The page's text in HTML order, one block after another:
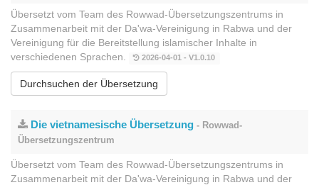
Übersetzt vom Team des Rowwad-Übersetzungszentrums in
Zusammenarbeit mit der Da'wa-Vereinigung in Rabwa und der
Vereinigung für die Bereitstellung islamischer Inhalte in
verschiedenen Sprachen.
2026-04-01 - V1.0.10
Durchsuchen der Übersetzung
Die vietnamesische Übersetzung - Rowwad-
Übersetzungszentrum
Übersetzt vom Team des Rowwad-Übersetzungszentrums in
Zusammenarbeit mit der Da'wa-Vereinigung in Rabwa und der